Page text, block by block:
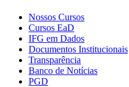
Nossos Cursos
Cursos EaD
IFG em Dados
Documentos Institucionais
Transparência
Banco de Notícias
PGD